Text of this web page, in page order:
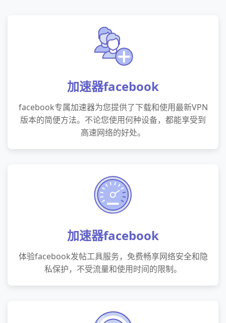
加速器facebook
facebook专属加速器为您提供了下载和使用最新VPN
版本的简便方法。不论您使用何种设备，都能享受到
高速网络的好处。
加速器facebook
体验facebook发帖工具服务，免费畅享网络安全和隐
私保护，不受流量和使用时间的限制。